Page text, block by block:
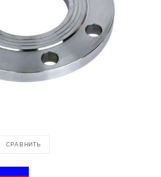
СРАВНИТЬ